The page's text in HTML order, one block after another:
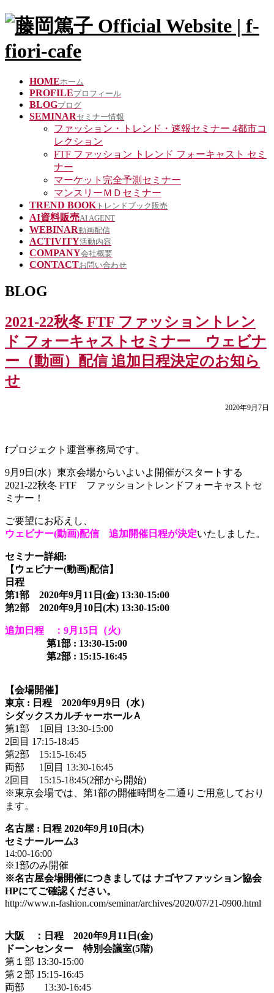
HOMEホーム
PROFILEプロフィール
BLOGブログ
SEMINARセミナー情報
ファッション・トレンド・速報セミナー 4都市コ
レクション
FTF ファッション トレンド フォーキャスト セミ
ナー
マーケット完全予測セミナー
マンスリーＭＤセミナー
TREND BOOK トレンドブック販売
AI資料販売AI AGENT
WEBINAR動画配信
ACTIVITY活動内容
COMPANY会社概要
CONTACTお問い合わせ
BLOG
2021-22秋冬 FTF ファッショントレン
ド フォーキャストセミナー ウェビナ
ー（動画）配信 追加日程決定のお知ら
せ
2020年9月7日
fプロジェクト運営事務局です。
9月9日(水）東京会場からいよいよ開催がスタートする
2021-22秋冬 FTF ファッショントレンドフォーキャストセ
ミナー！
ご要望にお応えし、
ウェビナー(動画)配信 追加開催日程が決定いたしました。
セミナー詳細:
【ウェビナー(動画)配信】
日程
第1部 2020年9月11日(金) 13:30-15:00
第2部 2020年9月10日(木) 13:30-15:00
追加日程 ：9月15日（火)
第1部 : 13:30-15:00
第2部 : 15:15-16:45
【会場開催】
東京 : 日程 2020年9月9日（水）
シダックスカルチャーホールＡ
第1部 1回目 13:30-15:00
2回目 17:15-18:45
第2部 15:15-16:45
両部 1回目 13:30-16:45
2回目 15:15-18:45(2部から開始)
※東京会場では、第1部の開催時間を二通りご用意しており
ます。
名古屋 : 日程 2020年9月10日(木)
セミナールーム3
14:00-16:00
※1部のみ開催
※名古屋会場開催につきましては ナゴヤファッション協会
HPにてご確認ください。
http://www.n-fashion.com/seminar/archives/2020/07/21-0900.html
大阪 ：日程 2020年9月11日(金)
ドーンセンター 特別会議室(5階)
第１部 13:30-15:00
第２部 15:15-16:45
両部 13:30-16:45